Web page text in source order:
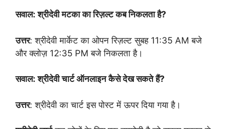
सवाल: श्रीदेवी मटका का रिज़ल्ट कब निकलता है?
उत्तर: श्रीदेवी मार्केट का ओपन रिज़ल्ट सुबह 11:35 AM बजे
और क्लोज़ 12:35 PM बजे निकलता है।
सवाल: श्रीदेवी चार्ट ऑनलाइन कैसे देख सकते हैं?
उत्तर: श्रीदेवी का चार्ट इस पोस्ट में ऊपर दिया गया है।